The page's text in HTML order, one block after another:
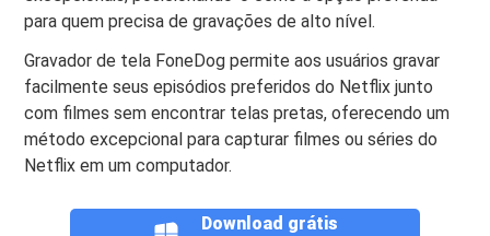
para quem precisa de gravações de alto nível.
Gravador de tela FoneDog permite aos usuários gravar
facilmente seus episódios preferidos do Netflix junto
com filmes sem encontrar telas pretas, oferecendo um
método excepcional para capturar filmes ou séries do
Netflix em um computador.
Download grátis